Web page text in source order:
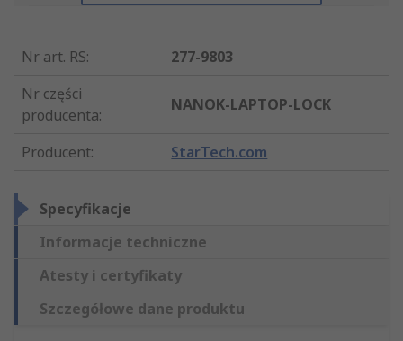
Nr art. RS:
277-9803
Nr części
producenta:
NANOK-LAPTOP-LOCK
Producent: StarTech.com
Specyfikacje
Informacje techniczne
Atesty i certyfikaty
Szczegółowe dane produktu